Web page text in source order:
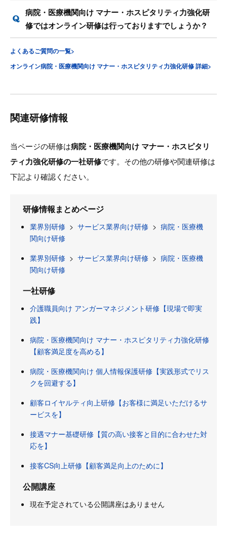
病院・医療機関向け マナー・ホスピタリティ力強化研
修ではオンライン研修は行っておりますでしょうか？
よくあるご質問の一覧>
オンライン病院・医療機関向け マナー・ホスピタリティ力強化研修 詳細>
関連研修情報
当ページの研修は病院・医療機関向け マナー・ホスピタリ
ティ力強化研修の一社研修です。その他の研修や関連研修は
下記より確認ください。
研修情報まとめページ
業界別研修 > サービス業界向け研修 > 病院・医療機
関向け研修
業界別研修 > サービス業界向け研修 > 病院・医療機
関向け研修
一社研修
介護職員向け アンガーマネジメント研修【現場で即実
践】
病院・医療機関向け マナー・ホスピタリティ力強化研修
【顧客満足度を高める】
病院・医療機関向け 個人情報保護研修【実践形式でリス
クを回避する】
顧客ロイヤルティ向上研修【お客様に満足いただけるサ
ービスを】
接遇マナー基礎研修【質の高い接客と目的に合わせた対
応を】
接客CS向上研修【顧客満足向上のために】
公開講座
現在予定されている公開講座はありません